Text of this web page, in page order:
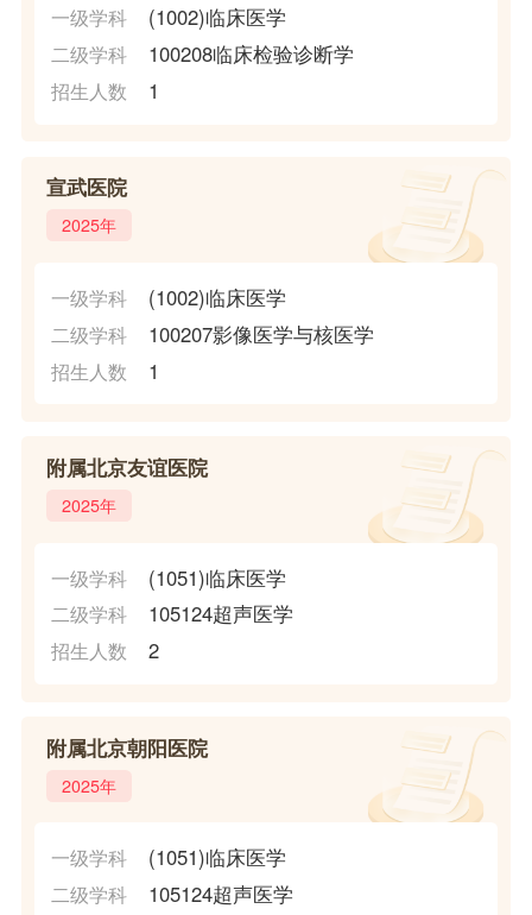
一级学科 (1002)临床医学
二级学科 100208临床检验诊断学
招生人数 1
宣武医院
2025年
一级学科 (1002)临床医学
二级学科 100207影像医学与核医学
招生人数 1
附属北京友谊医院
2025年
一级学科 (1051)临床医学
二级学科 105124超声医学
招生人数 2
附属北京朝阳医院
2025年
一级学科 (1051)临床医学
二级学科 105124超声医学